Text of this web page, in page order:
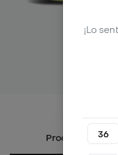
Productos
¡Lo
36